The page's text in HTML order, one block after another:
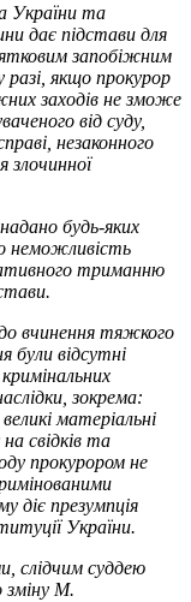
України та
дає підстави для
запобіжним
разі, якщо прокурор
заходів не зможе
від суду,
незаконного
злочинної
будь-яких
неможливість
триманню
вчинення тяжкого
були відсутні
зокрема:
матеріальні
свідків та
прокурором не
діє презумпція
України.
слідчим суддею
зміну М.